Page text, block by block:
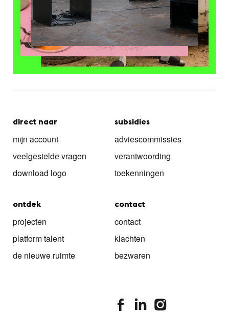
direct naar
mijn account
veelgestelde vragen
download logo
subsidies
adviescommissies
verantwoording
toekenningen
ontdek
projecten
platform talent
de nieuwe ruimte
contact
contact
klachten
bezwaren
stimuleringsfonds facebook
stimuleringsfonds linkedin
stimuleringsfonds